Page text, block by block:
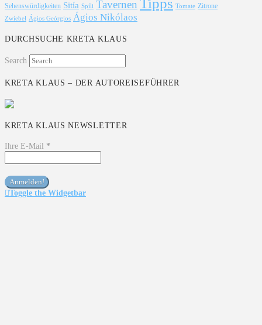
Sehenswürdigkeiten Sitía Spíli Tavernen Tipps Tomate Zitrone
Zwiebel Ágios Geórgios Ágios Nikólaos
DURCHSUCHE KRETA KLAUS
Search
KRETA KLAUS – DER AUTOREISEFÜHRER
KRETA KLAUS NEWSLETTER
Ihre E-Mail *
Toggle the Widgetbar